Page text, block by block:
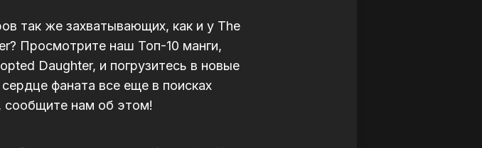
так же захватывающих, как и у The
Просмотрите наш Топ-10 манги,
Daughter, и погрузитесь в новые
фаната все еще в поисках
сообщите нам об этом!